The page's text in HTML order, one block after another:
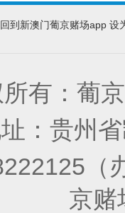
回到新澳门葡京赌场app 设
所有：葡
：贵州
（
京赌